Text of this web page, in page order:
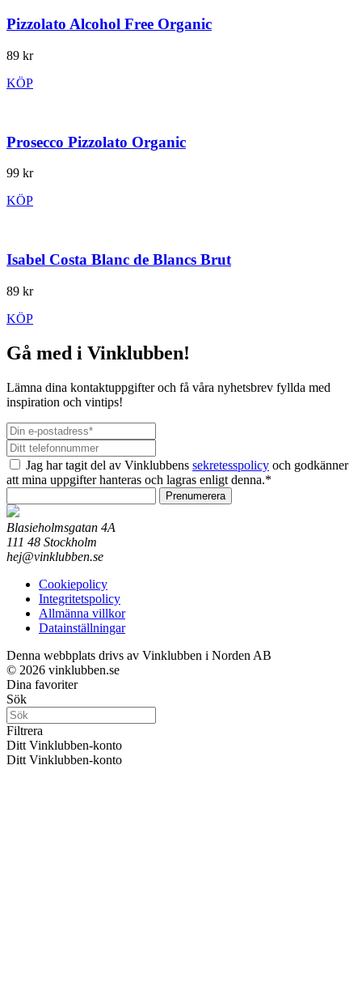
Pizzolato Alcohol Free Organic
89 kr
KÖP
Prosecco Pizzolato Organic
99 kr
KÖP
Isabel Costa Blanc de Blancs Brut
89 kr
KÖP
Gå med i Vinklubben!
Lämna dina kontaktuppgifter och få våra nyhetsbrev fyllda med
inspiration och vintips!
Jag har tagit del av Vinklubbens sekretesspolicy och godkänner
att mina uppgifter hanteras och lagras enligt denna.*
Prenumerera
Blasieholmsgatan 4A
111 48 Stockholm
hej@vinklubben.se
Cookiepolicy
Integritetspolicy
Allmänna villkor
Datainställningar
Denna webbplats drivs av Vinklubben i Norden AB
© 2026 vinklubben.se
Dina favoriter
Sök
Filtrera
Ditt Vinklubben-konto
Ditt Vinklubben-konto